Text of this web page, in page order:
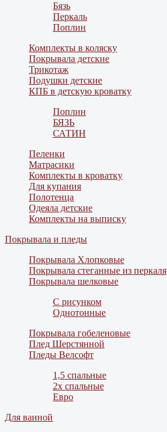
Бязь
Перкаль
Поплин
Комплекты в коляску
Покрывала детские
Трикотаж
Подушки детские
КПБ в детскую кроватку
Поплин
БЯЗЬ
САТИН
Пеленки
Матрасики
Комплекты в кроватку
Для купания
Полотенца
Одеяла детские
Комплекты на выписку
Покрывала и пледы
Покрывала Хлопковые
Покрывала стеганные из перкаля
Покрывала шелковые
С рисунком
Однотонные
Покрывала гобеленовые
Плед Шерстянной
Пледы Велсофт
1,5 спальные
2х спальные
Евро
Для ванной